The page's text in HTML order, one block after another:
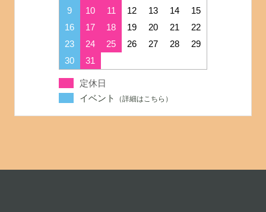
9
10 11 12 13 14
15
16
17 18 19 20 21
22
23
24 25 26 27 28
29
30
31
定休日
イベント